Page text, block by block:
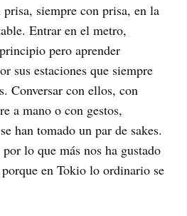
siempre con prisa, en la
Entrar en el metro,
pero aprender
sus estaciones que siempre
Conversar con ellos, con
a mano o con gestos,
han tomado un par de sakes.
lo que más nos ha gustado
en Tokio lo ordinario se